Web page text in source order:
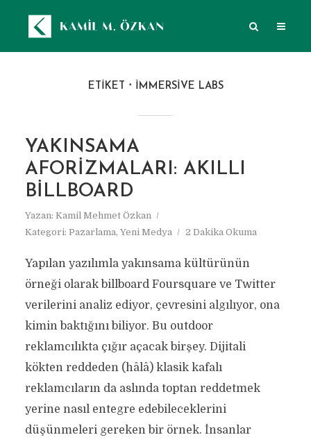
ETIKET IMMERSIVE LABS
YAKINSAMA
AFORIZMALARI: AKILLI
BILLBOARD
Yazan: Kamil Mehmet Özkan
Kategori: Pazarlama, Yeni Medya 2 Dakika Okuma
Yapılan yazılımla yakınsama kültürünün
örneği olarak billboard Foursquare ve Twitter
verilerini analiz ediyor, çevresini algılıyor, ona
kimin baktığını biliyor. Bu outdoor
reklamcılıkta çığır açacak birşey. Dijitali
kökten reddeden (hâlâ) klasik kafalı
reklamcıların da aslında toptan reddetmek
yerine nasıl entegre edebileceklerini
düşünmeleri gereken bir örnek. İnsanlar